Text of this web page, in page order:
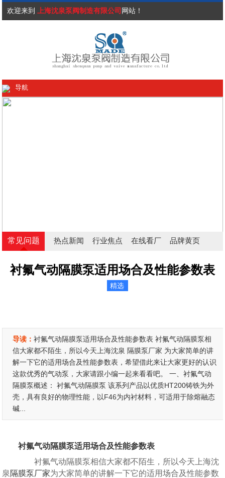
欢迎来到 上海沈泉泵阀制造有限公司 网站！
导航
常见问题 热点新闻 行业焦点 在线看厂 品牌黄页
衬氟气动隔膜泵适用场合及性能参数表
精选
导读：衬氟气动隔膜泵适用场合及性能参数表 衬氟气动隔膜泵相
信大家都不陌生，所以今天上海沈泉 隔膜泵厂家 为大家简单的讲
解一下它的适用场合及性能参数表，希望借此来让大家更好的认识
这款优秀的气动泵，大家请跟小编一起来看看吧。 一、衬氟气动
隔膜泵概述： 衬氟气动隔膜泵 该系列产品以优质HT200铸铁为外
壳，具有良好的物理性能，以F46为内衬材料，可适用于除熔融态
碱...
衬氟气动隔膜泵适用场合及性能参数表
衬氟气动隔膜泵相信大家都不陌生，所以今天上海沈
泉 隔膜泵厂家为大家简单的讲解一下它的适用场合及性能参数